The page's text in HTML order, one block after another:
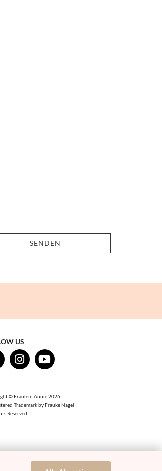
SENDEN
US
© Fräulein Annie 2026
Trademark by Frauke Nagel
Reserved.